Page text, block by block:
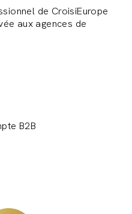
de CroisiEurope
aux agences de
B2B